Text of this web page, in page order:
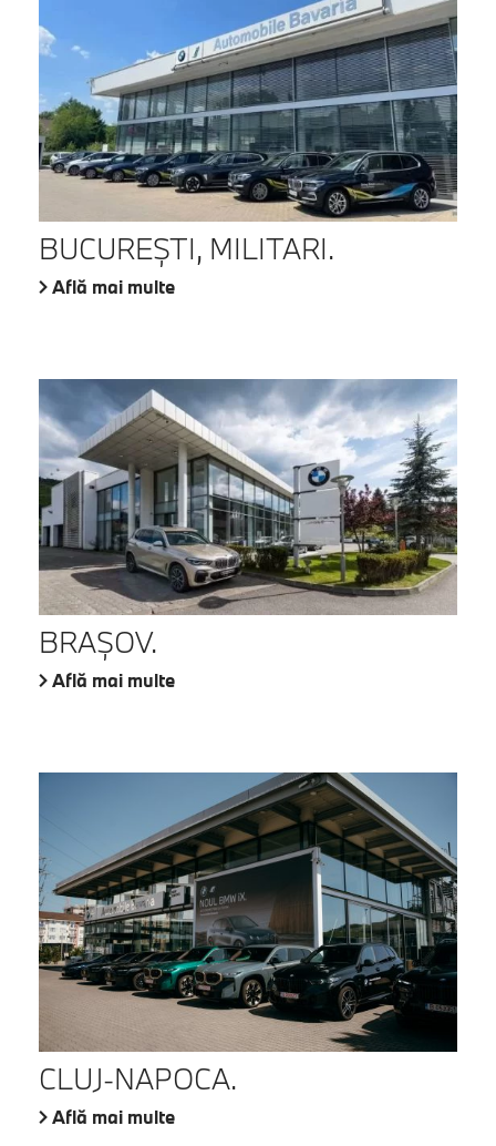
BUCUREŞTI, MILITARI.
Află mai multe
BRAŞOV.
Află mai multe
CLUJ-NAPOCA.
Află mai multe